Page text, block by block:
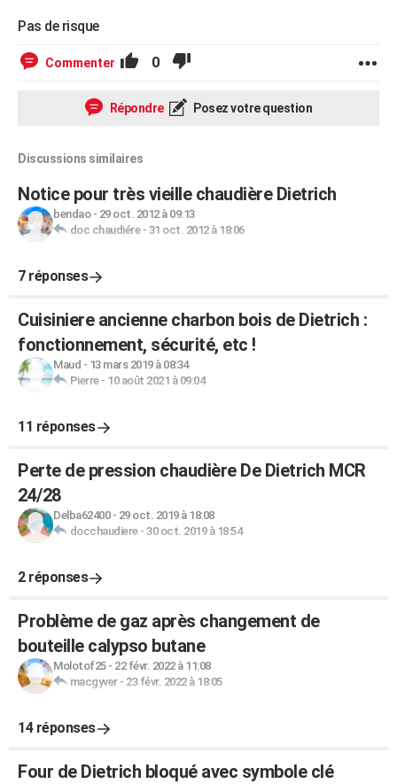
Pas de risque
Commenter 0
Répondre Posez votre question
Discussions similaires
Notice pour très vieille chaudière Dietrich
bendao- 29 oct. 2012 à 09:13
doc chaudiére- 31 oct. 2012 à 18:06
7 réponses
Cuisiniere ancienne charbon bois de Dietrich :
fonctionnement, sécurité, etc !
Maud - 13 mars 2019 à 08:34
Pierre- 10 août 2021 à 09:04
11 réponses
Perte de pression chaudière De Dietrich MCR
24/28
Delba62400- 29 oct. 2019 à 18:08
docchaudiere- 30 oct. 2019 à 18:54
2 réponses
Problème de gaz après changement de
bouteille calypso butane
Molotof25- 22 févr. 2022 à 11:08
macgyver- 23 févr. 2022 à 18:05
14 réponses
Four de Dietrich bloqué avec symbole clé